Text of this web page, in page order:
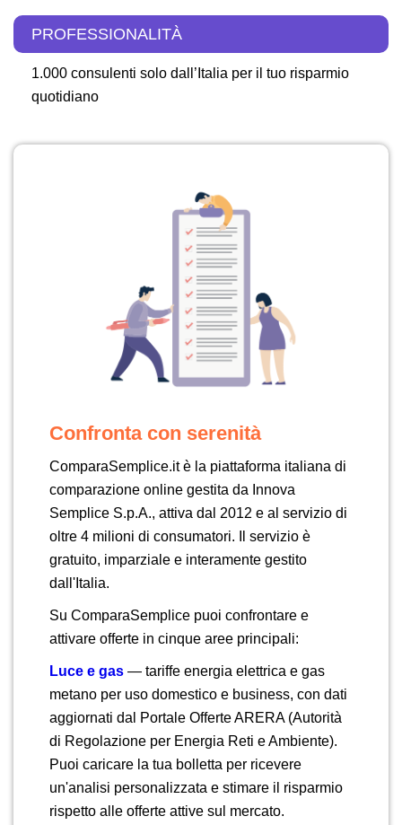
PROFESSIONALITÀ
1.000 consulenti solo dall’Italia per il tuo risparmio
quotidiano
Confronta con serenità
ComparaSemplice.it è la piattaforma italiana di
comparazione online gestita da Innova
Semplice S.p.A., attiva dal 2012 e al servizio di
oltre 4 milioni di consumatori. Il servizio è
gratuito, imparziale e interamente gestito
dall'Italia.
Su ComparaSemplice puoi confrontare e
attivare offerte in cinque aree principali:
Luce e gas — tariffe energia elettrica e gas
metano per uso domestico e business, con dati
aggiornati dal Portale Offerte ARERA (Autorità
di Regolazione per Energia Reti e Ambiente).
Puoi caricare la tua bolletta per ricevere
un'analisi personalizzata e stimare il risparmio
rispetto alle offerte attive sul mercato.